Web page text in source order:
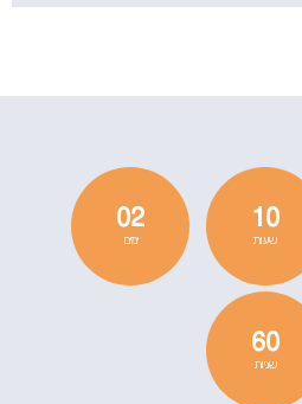
02
ימים
10
שעות
60
שניות